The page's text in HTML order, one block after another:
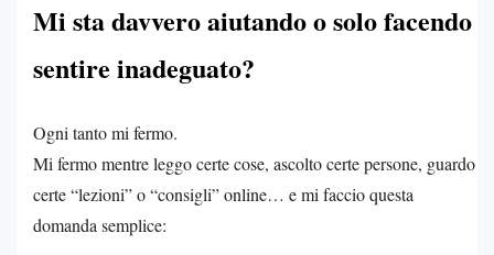
Mi sta davvero aiutando o solo facendo
sentire inadeguato?
Ogni tanto mi fermo.
Mi fermo mentre leggo certe cose, ascolto certe persone, guardo
certe “lezioni” o “consigli” online… e mi faccio questa
domanda semplice: